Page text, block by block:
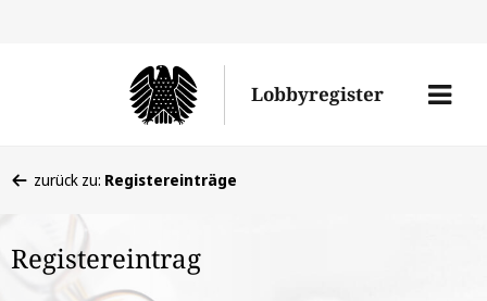
Lobbyregister
Menü
befinden
hier:
zurück zu: Registereinträge
Registereintrag